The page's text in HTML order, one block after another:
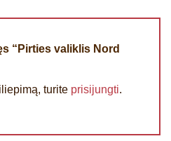
“Pirties valiklis Nord
turite prisijungti.